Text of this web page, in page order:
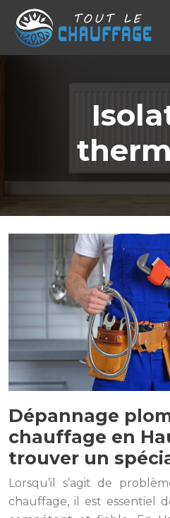
Dépannage
chauffage en
trouver un
Lorsqu’il s’agit de
chauffage, il est essentiel